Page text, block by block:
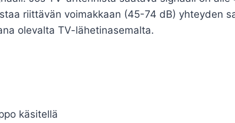
riittävän voimakkaan (45-74 dB) yhteyden
olevalta TV-lähetinasemalta.
käsitellä